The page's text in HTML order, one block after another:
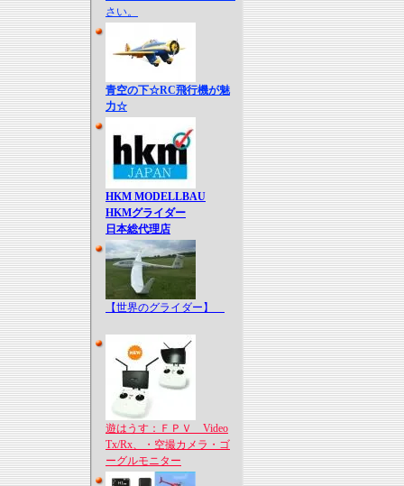
さい。
青空の下☆RC飛行機が魅
力☆
HKM MODELLBAU
HKMグライダー
日本総代理店
【世界のグライダー】
遊はうす：ＦＰＶ Video
Tx/Rx、・空撮カメラ・ゴ
ーグルモニター